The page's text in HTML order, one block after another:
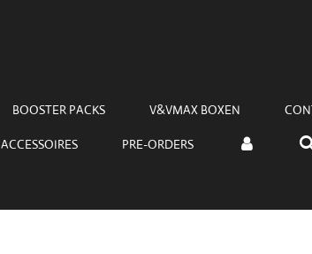
BOOSTER PACKS V&VMAX BOXEN
ACCESSOIRES PRE-ORDERS